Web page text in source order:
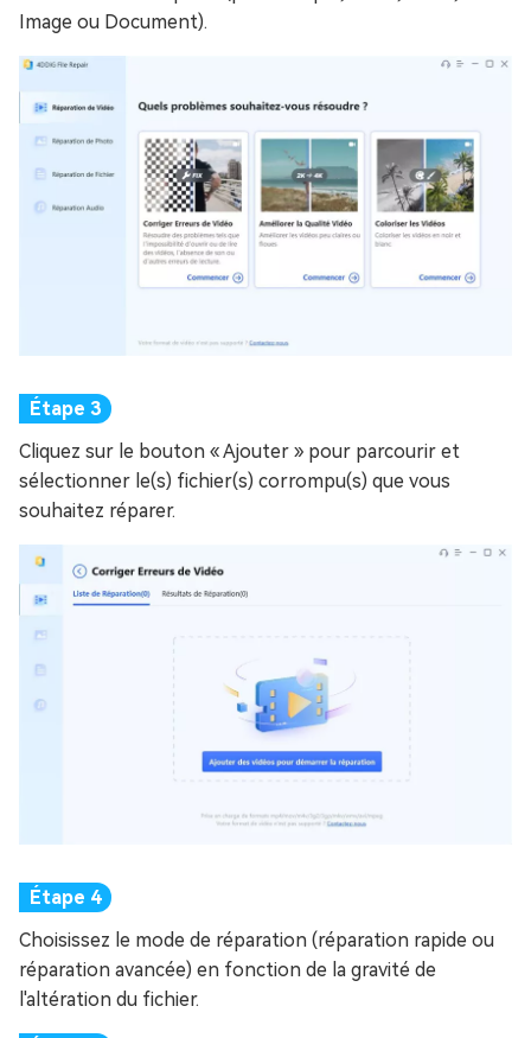
Image ou Document).
Cliquez sur le bouton « Ajouter » pour parcourir et
sélectionner le(s) fichier(s) corrompu(s) que vous
souhaitez réparer.
Choisissez le mode de réparation (réparation rapide ou
réparation avancée) en fonction de la gravité de
l'altération du fichier.